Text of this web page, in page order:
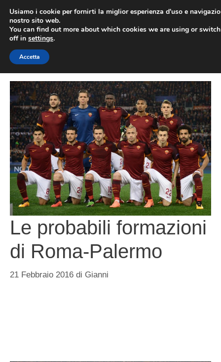
contenuto
Le probabili formazioni
di Roma-Palermo
21 Febbraio 2016 di Gianni
Usiamo i cookie per fornirti la miglior esperienza d'uso e
nostro sito web.
You can find out more about which cookies we are using or
off in settings.
Accetta